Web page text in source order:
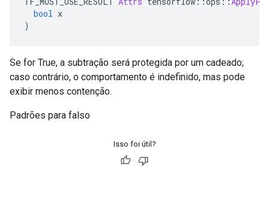
bool x
)
Se for True, a subtração será protegida por um cadeado;
caso contrário, o comportamento é indefinido, mas pode
exibir menos contenção.
Padrões para falso
Isso foi útil?